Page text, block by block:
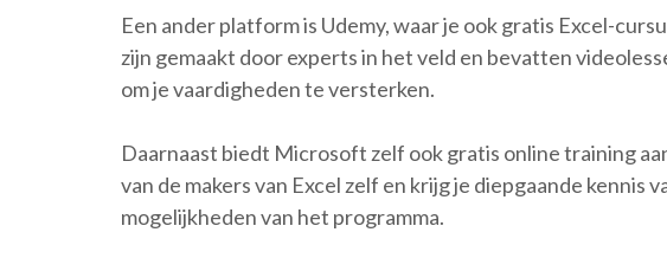
Een ander platform is Udemy, waar je ook gratis Excel-
zijn gemaakt door experts in het veld en bevatten
om je vaardigheden te versterken.
Daarnaast biedt Microsoft zelf ook gratis online training
van de makers van Excel zelf en krijg je diepgaande kennis
mogelijkheden van het programma.